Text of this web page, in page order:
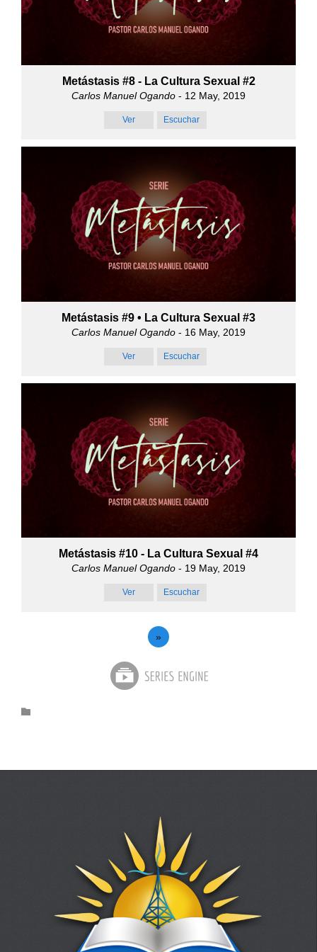
Metástasis #8 - La Cultura Sexual #2
Carlos Manuel Ogando - 12 May, 2019
Ver Escuchar
Metástasis #9 • La Cultura Sexual #3
Carlos Manuel Ogando - 16 May, 2019
Ver Escuchar
Metástasis #10 - La Cultura Sexual #4
Carlos Manuel Ogando - 19 May, 2019
Ver Escuchar
»
